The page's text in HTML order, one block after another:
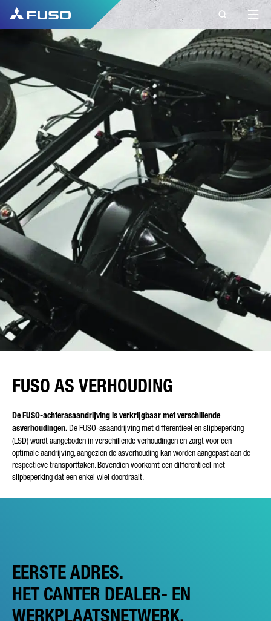
FUSO AS VERHOUDING
De FUSO-achterasaandrijving is verkrijgbaar met verschillende
asverhoudingen. De FUSO-asaandrijving met differentieel en slipbeperking
(LSD) wordt aangeboden in verschillende verhoudingen en zorgt voor een
optimale aandrijving, aangezien de asverhouding kan worden aangepast aan de
respectieve transporttaken. Bovendien voorkomt een differentieel met
slipbeperking dat een enkel wiel doordraait.
EERSTE ADRES.
HET CANTER DEALER- EN
WERKPLAATSNETWERK.